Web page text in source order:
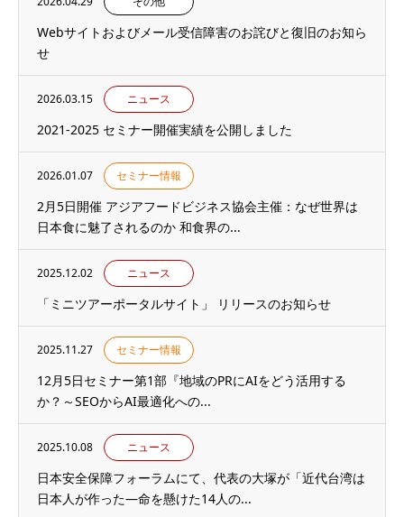
Webサイトおよびメール受信障害のお詫びと復旧のお知ら
せ
2026.03.15 ニュース
2021-2025 セミナー開催実績を公開しました
2026.01.07 セミナー情報
2月5日開催 アジアフードビジネス協会主催：なぜ世界は
日本食に魅了されるのか 和食界の...
2025.12.02 ニュース
「ミニツアーポータルサイト」 リリースのお知らせ
2025.11.27 セミナー情報
12月5日セミナー第1部『地域のPRにAIをどう活用する
か？～SEOからAI最適化への...
2025.10.08 ニュース
日本安全保障フォーラムにて、代表の大塚が「近代台湾は
日本人が作った―命を懸けた14人の...